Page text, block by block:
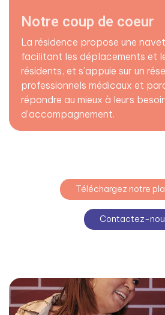
Notre coup de coeur
La résidence propose une
facilitant les déplacements et
résidents, et s’appuie sur un
professionnels médicaux et
répondre au mieux à leurs
d’accompagnement.
Téléchargez notre
Contactez-